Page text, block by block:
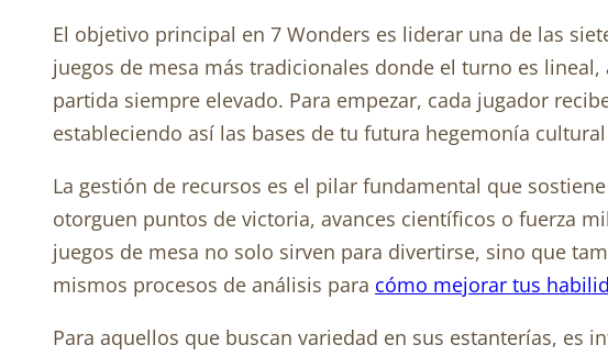
El objetivo principal en 7 Wonders es liderar una de las
juegos de mesa más tradicionales donde el turno es
partida siempre elevado. Para empezar, cada jugador
estableciendo así las bases de tu futura hegemonía
La gestión de recursos es el pilar fundamental que
otorguen puntos de victoria, avances científicos o fuerza
juegos de mesa no solo sirven para divertirse, sino que
mismos procesos de análisis para cómo mejorar tus
Para aquellos que buscan variedad en sus estanterías, es